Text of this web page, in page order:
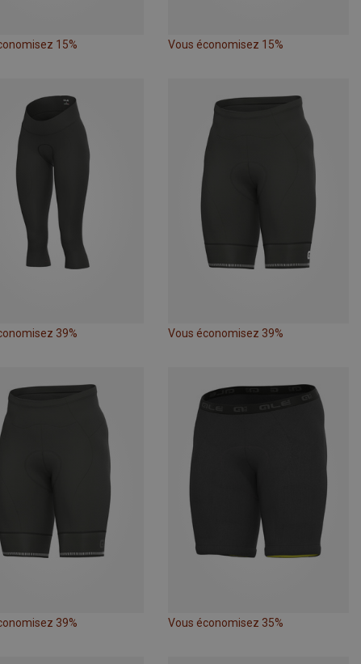
15% Vous économisez 15%
39% Vous économisez 39%
39% Vous économisez 35%